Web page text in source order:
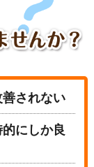
されない
にしか良